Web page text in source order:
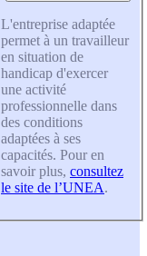
L'entreprise adaptée
permet à un travailleur
en situation de
handicap d'exercer
une activité
professionnelle dans
des conditions
adaptées à ses
capacités. Pour en
savoir plus, consultez
le site de l’UNEA.